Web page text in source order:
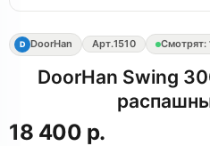
D DoorHan Арт.1510 Смотрят:
DoorHan Swing
18 400 р.